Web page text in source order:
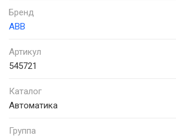
Бренд
ABB
Артикул
545721
Каталог
Автоматика
Группа